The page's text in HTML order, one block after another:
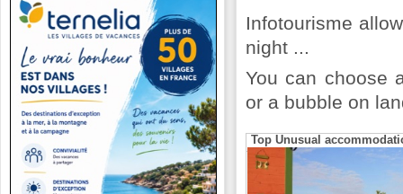
Infotourisme
night ...
You can choose
or a bubble on
Top Unusual